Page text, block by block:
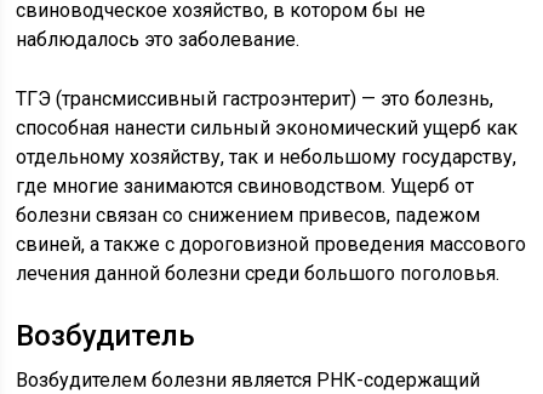
свиноводческое хозяйство, в котором бы не
наблюдалось это заболевание.
ТГЭ (трансмиссивный гастроэнтерит) — это болезнь,
способная нанести сильный экономический ущерб как
отдельному хозяйству, так и небольшому государству,
где многие занимаются свиноводством. Ущерб от
болезни связан со снижением привесов, падежом
свиней, а также с дороговизной проведения массового
лечения данной болезни среди большого поголовья.
Возбудитель
Возбудителем болезни является РНК-содержащий